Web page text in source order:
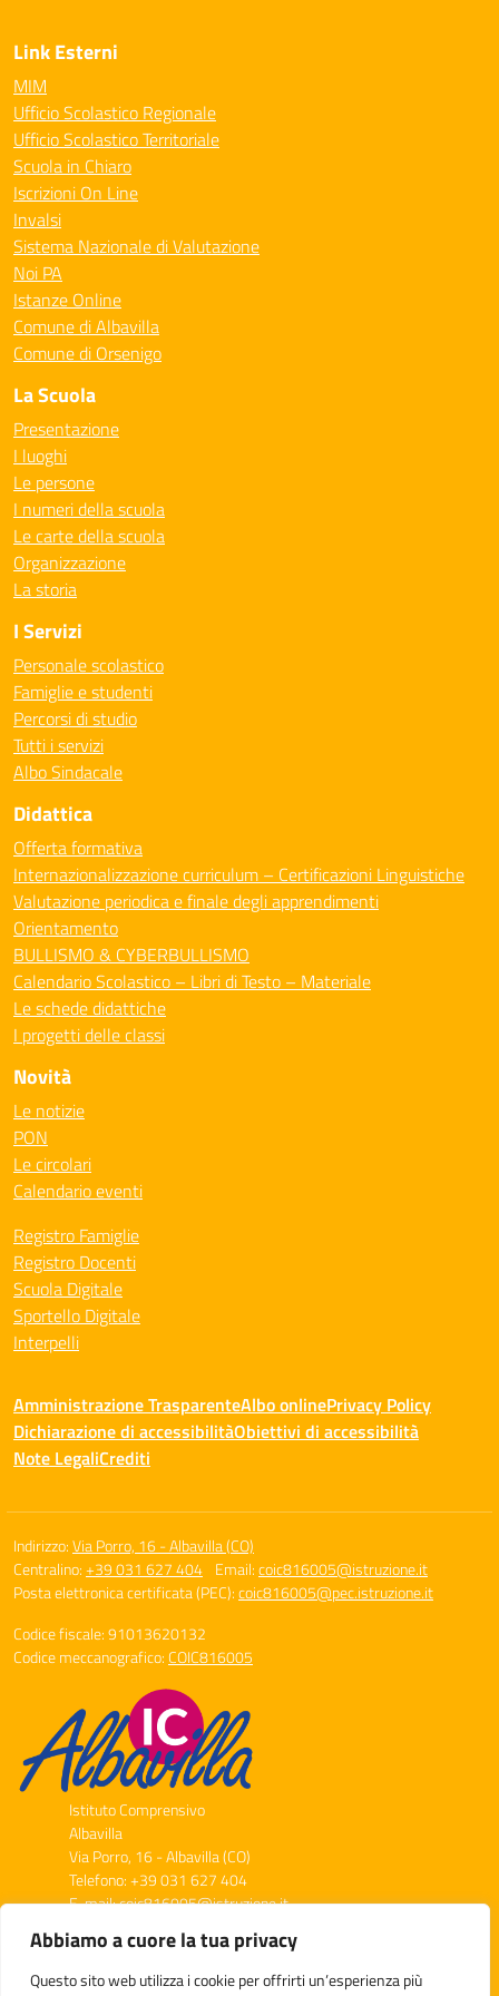
Abbiamo a cuore la tua privacy
Questo sito web utilizza i cookie per offrirti un’esperienza più
Link Esterni
MIM
Ufficio Scolastico Regionale
Ufficio Scolastico Territoriale
Scuola in Chiaro
Iscrizioni On Line
Invalsi
Sistema Nazionale di Valutazione
Noi PA
Istanze Online
Comune di Albavilla
Comune di Orsenigo
La Scuola
Presentazione
I luoghi
Le persone
I numeri della scuola
Le carte della scuola
Organizzazione
La storia
I Servizi
Personale scolastico
Famiglie e studenti
Percorsi di studio
Tutti i servizi
Albo Sindacale
Didattica
Offerta formativa
Internazionalizzazione curriculum – Certificazioni Linguistiche
Valutazione periodica e finale degli apprendimenti
Orientamento
BULLISMO & CYBERBULLISMO
Calendario Scolastico – Libri di Testo – Materiale
Le schede didattiche
I progetti delle classi
Novità
Le notizie
PON
Le circolari
Calendario eventi
Registro Famiglie
Registro Docenti
Scuola Digitale
Sportello Digitale
Interpelli
Amministrazione TrasparenteAlbo onlinePrivacy Policy
Dichiarazione di accessibilitàObiettivi di accessibilità
Note LegaliCrediti
Indirizzo:Via Porro, 16 - Albavilla (CO)
Centralino:+39 031 627 404 Email:coic816005@istruzione.it
Posta elettronica certificata (PEC):coic816005@pec.istruzione.it
Codice fiscale: 91013620132
Codice meccanografico:COIC816005
Istituto Comprensivo
Albavilla
Via Porro, 16 - Albavilla (CO)
Telefono: +39 031 627 404
E-mail: coic816005@istruzione.it
Codice Meccanografico: COIC816005
Codice Fiscale: 91013620132